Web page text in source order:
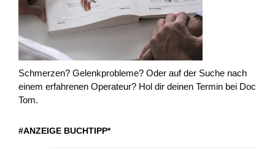
Schmerzen? Gelenkprobleme? Oder auf der Suche nach
einem erfahrenen Operateur? Hol dir deinen Termin bei Doc
Tom.
#ANZEIGE BUCHTIPP*